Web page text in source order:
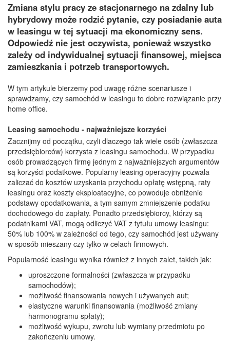
Zmiana stylu pracy ze stacjonarnego na zdalny lub
hybrydowy może rodzić pytanie, czy posiadanie auta
w leasingu w tej sytuacji ma ekonomiczny sens.
Odpowiedź nie jest oczywista, ponieważ wszystko
zależy od indywidualnej sytuacji finansowej, miejsca
zamieszkania i potrzeb transportowych.
W tym artykule bierzemy pod uwagę różne scenariusze i
sprawdzamy, czy samochód w leasingu to dobre rozwiązanie przy
home office.
Leasing samochodu - najważniejsze korzyści
Zacznijmy od początku, czyli dlaczego tak wiele osób (zwłaszcza
przedsiębiorców) korzysta z leasingu samochodu. W przypadku
osób prowadzących firmę jednym z najważniejszych argumentów
są korzyści podatkowe. Popularny leasing operacyjny pozwala
zaliczać do kosztów uzyskania przychodu opłatę wstępną, raty
leasingu oraz koszty eksploatacyjne, co powoduje obniżenie
podstawy opodatkowania, a tym samym zmniejszenie podatku
dochodowego do zapłaty. Ponadto przedsiębiorcy, którzy są
podatnikami VAT, mogą odliczyć VAT z tytułu umowy leasingu:
50% lub 100% w zależności od tego, czy samochód jest używany
w sposób mieszany czy tylko w celach firmowych.
Popularność leasingu wynika również z innych zalet, takich jak:
uproszczone formalności (zwłaszcza w przypadku
samochodów);
możliwość finansowania nowych i używanych aut;
elastyczne warunki finansowania (możliwość zmiany
harmonogramu spłaty);
możliwość wykupu, zwrotu lub wymiany przedmiotu po
zakończeniu umowy.